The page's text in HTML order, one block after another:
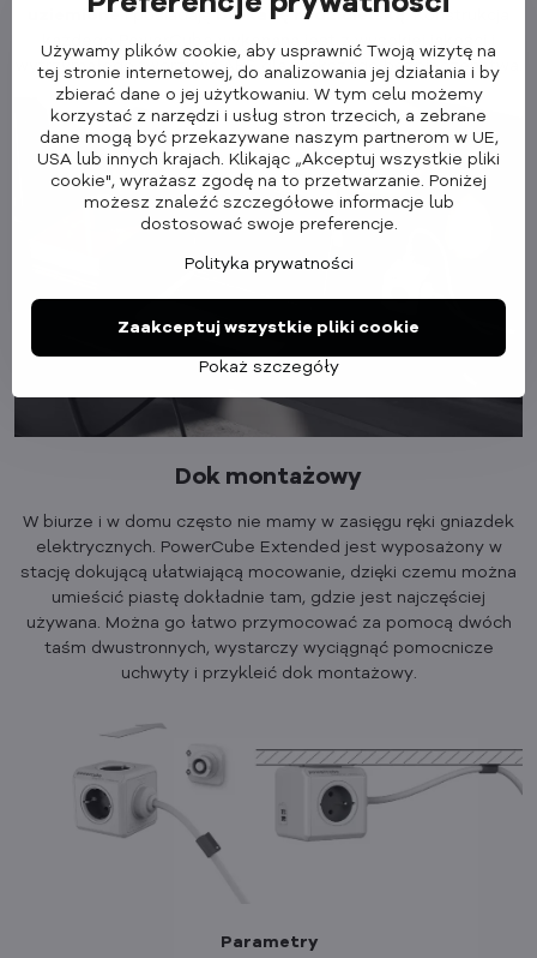
uziemione i posiadają blokadę rodzicielską. Konstrukcja
każdego PowerCube wykonana jest z wysokiej jakości i
wytrzymałego tworzywa ABS dla większego bezpieczeństwa.
Dok montażowy
W biurze i w domu często nie mamy w zasięgu ręki gniazdek
elektrycznych. PowerCube Extended jest wyposażony w
stację dokującą ułatwiającą mocowanie, dzięki czemu można
umieścić piastę dokładnie tam, gdzie jest najczęściej
używana. Można go łatwo przymocować za pomocą dwóch
taśm dwustronnych, wystarczy wyciągnąć pomocnicze
uchwyty i przykleić dok montażowy.
Parametry
Używamy plików cookie, aby usprawnić Twoją wizytę na
tej stronie internetowej, do analizowania jej działania i by
zbierać dane o jej użytkowaniu. W tym celu możemy
korzystać z narzędzi i usług stron trzecich, a zebrane
dane mogą być przekazywane naszym partnerom w UE,
USA lub innych krajach. Klikając „Akceptuj wszystkie pliki
cookie", wyrażasz zgodę na to przetwarzanie. Poniżej
możesz znaleźć szczegółowe informacje lub
dostosować swoje preferencje.
Polityka prywatności
Pokaż szczegóły
Zaakceptuj wszystkie pliki cookie